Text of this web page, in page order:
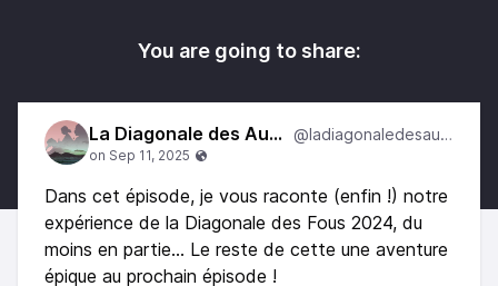
You are going to share:
La Diagonale des Autres @ladiagonaledesautres
Dans cet épisode, je vous raconte (enfin !) notre
expérience de la Diagonale des Fous 2024, du
moins en partie... Le reste de cette une aventure
épique au prochain épisode !